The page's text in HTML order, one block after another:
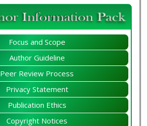
Focus and Scope
Author Guideline
Peer Review Process
Privacy Statement
Publication Ethics
Copyright Notices